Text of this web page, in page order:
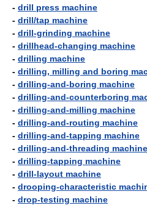
- drill press machine
- drill/tap machine
- drill-grinding machine
- drillhead-changing machine
- drilling machine
- drilling, milling and boring
- drilling-and-boring machine
- drilling-and-counterboring
- drilling-and-milling machine
- drilling-and-routing machine
- drilling-and-tapping machine
- drilling-and-threading machine
- drilling-tapping machine
- drill-layout machine
- drooping-characteristic
- drop-testing machine